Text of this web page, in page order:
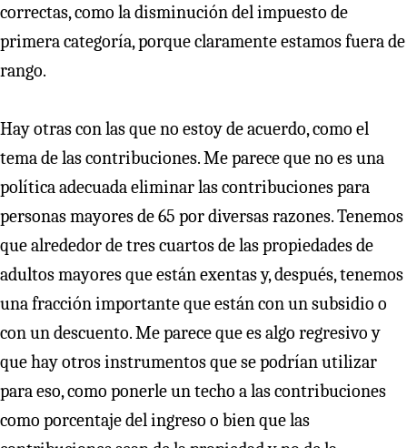
correctas, como la disminución del impuesto de
primera categoría, porque claramente estamos fuera de
rango.
Hay otras con las que no estoy de acuerdo, como el
tema de las contribuciones. Me parece que no es una
política adecuada eliminar las contribuciones para
personas mayores de 65 por diversas razones. Tenemos
que alrededor de tres cuartos de las propiedades de
adultos mayores que están exentas y, después, tenemos
una fracción importante que están con un subsidio o
con un descuento. Me parece que es algo regresivo y
que hay otros instrumentos que se podrían utilizar
para eso, como ponerle un techo a las contribuciones
como porcentaje del ingreso o bien que las